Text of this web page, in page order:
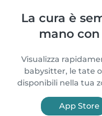
La cura è
mano
Visualizza
babysitter, le tate
disponibili nella tua
App Store